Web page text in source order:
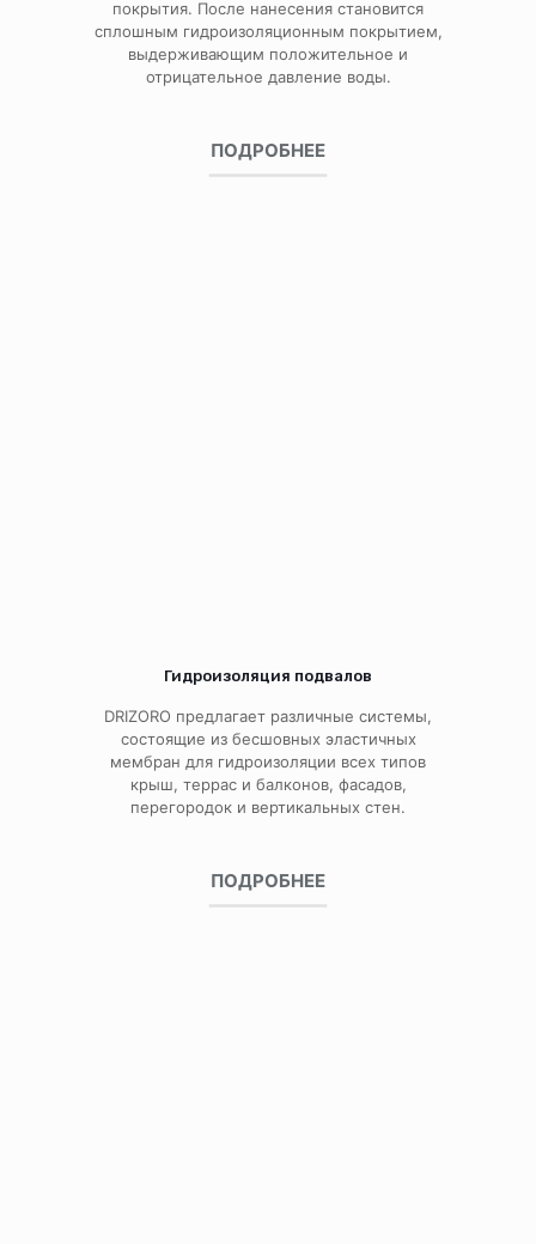
покрытия. После нанесения становится
сплошным гидроизоляционным покрытием,
выдерживающим положительное и
отрицательное давление воды.
ПОДРОБНЕЕ
Гидроизоляция подвалов
DRIZORO предлагает различные системы,
состоящие из бесшовных эластичных
мембран для гидроизоляции всех типов
крыш, террас и балконов, фасадов,
перегородок и вертикальных стен.
ПОДРОБНЕЕ